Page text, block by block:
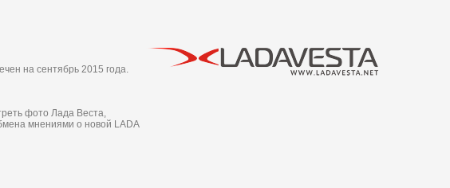
на сентябрь 2015 года.
фото Лада Веста,
мнениями о новой LADA